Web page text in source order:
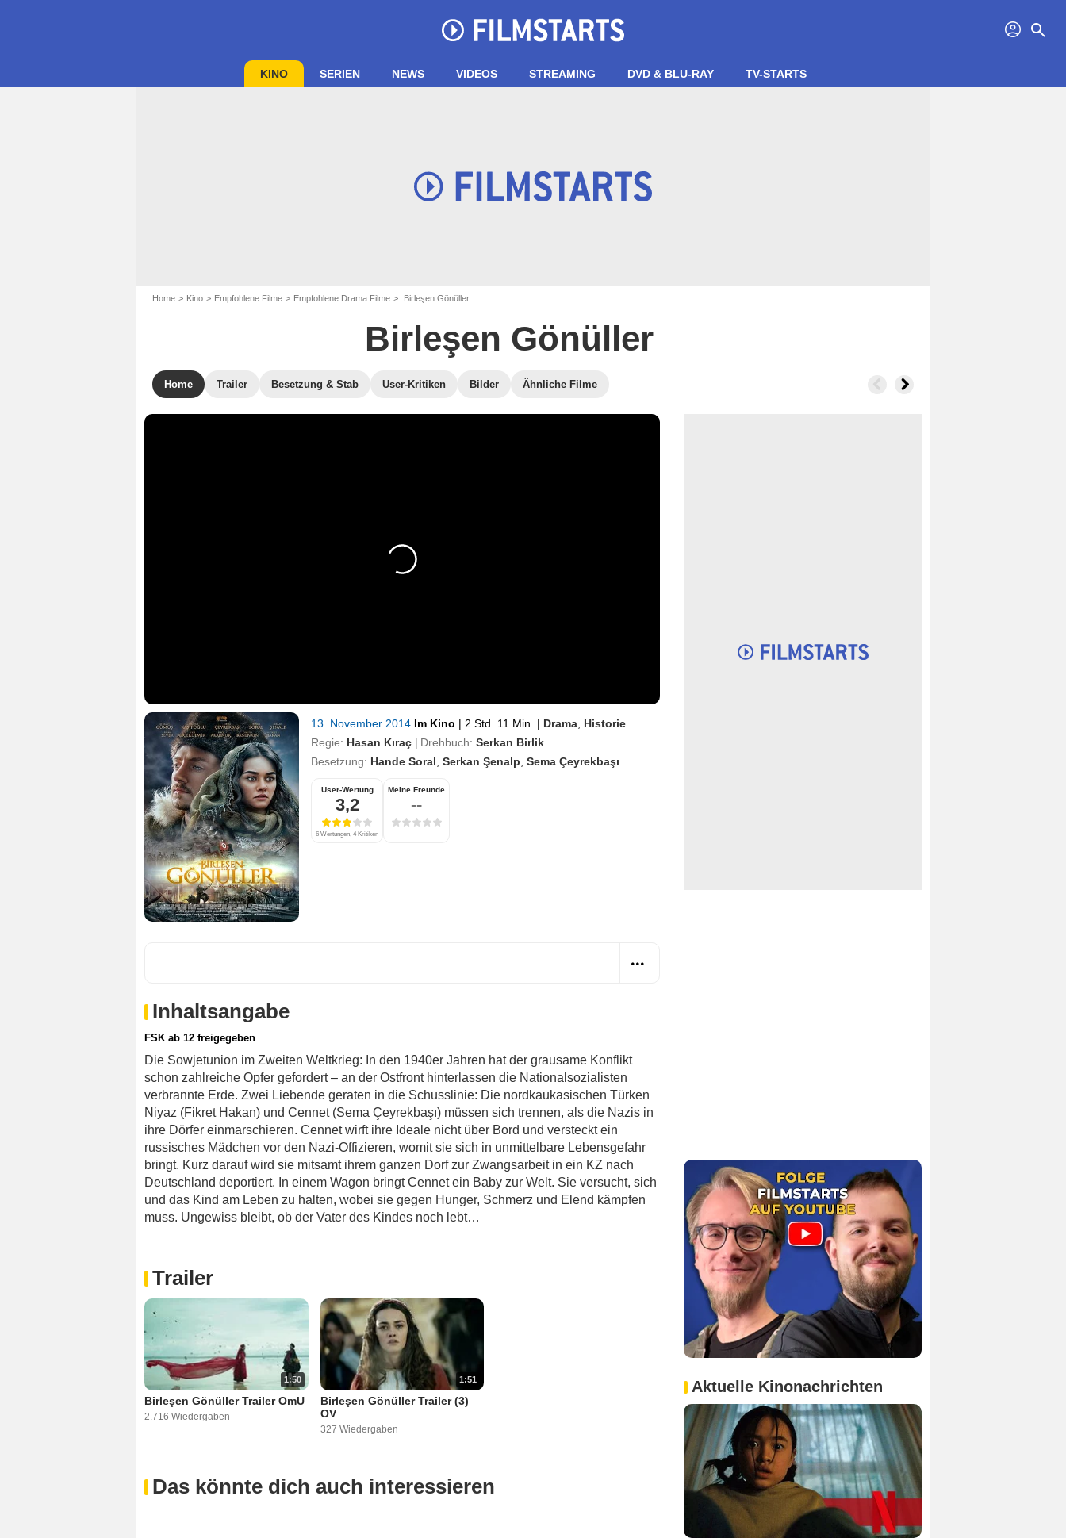
profil search
KINO SERIEN NEWS VIDEOS STREAMING DVD & BLU-RAY TV-STARTS
Home Kino Empfohlene Filme Empfohlene Drama Filme Birleşen Gönüller
Birleşen Gönüller
Home Trailer Besetzung & Stab User-Kritiken Bilder Ähnliche Filme
13. November 2014 Im Kino | 2 Std. 11 Min. | Drama Historie
Regie: Hasan Kıraç | Drehbuch: Serkan Birlik
Besetzung: Hande Soral Serkan Şenalp Sema Çeyrekbaşı
User-Wertung
3,2
6 Wertungen, 4 Kritiken
Meine Freunde
--
Inhaltsangabe
FSK ab 12 freigegeben
Die Sowjetunion im Zweiten Weltkrieg: In den 1940er Jahren hat der grausame Konflikt
schon zahlreiche Opfer gefordert – an der Ostfront hinterlassen die Nationalsozialisten
verbrannte Erde. Zwei Liebende geraten in die Schusslinie: Die nordkaukasischen Türken
Niyaz (Fikret Hakan) und Cennet (Sema Çeyrekbaşı) müssen sich trennen, als die Nazis in
ihre Dörfer einmarschieren. Cennet wirft ihre Ideale nicht über Bord und versteckt ein
russisches Mädchen vor den Nazi-Offizieren, womit sie sich in unmittelbare Lebensgefahr
bringt. Kurz darauf wird sie mitsamt ihrem ganzen Dorf zur Zwangsarbeit in ein KZ nach
Deutschland deportiert. In einem Wagon bringt Cennet ein Baby zur Welt. Sie versucht, sich
und das Kind am Leben zu halten, wobei sie gegen Hunger, Schmerz und Elend kämpfen
muss. Ungewiss bleibt, ob der Vater des Kindes noch lebt…
Trailer
1:50
Birleşen Gönüller Trailer OmU
2.716 Wiedergaben
1:51
Birleşen Gönüller Trailer (3)
OV
327 Wiedergaben
Das könnte dich auch interessieren
Aktuelle Kinonachrichten